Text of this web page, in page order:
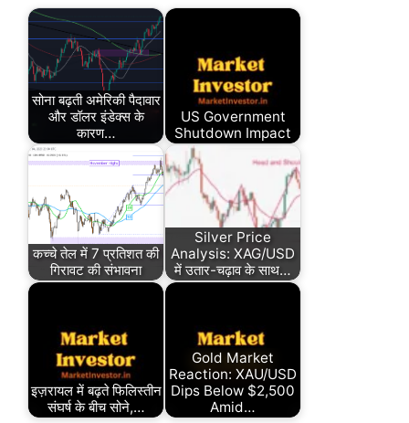
सोना बढ़ती अमेरिकी पैदावार
और डॉलर इंडेक्स के
कारण…
US Government
Shutdown Impact
कच्चे तेल में 7 प्रतिशत की
गिरावट की संभावना
Silver Price
Analysis: XAG/USD
में उतार-चढ़ाव के साथ…
इज़रायल में बढ़ते फिलिस्तीन
संघर्ष के बीच सोने,…
Gold Market
Reaction: XAU/USD
Dips Below $2,500
Amid…